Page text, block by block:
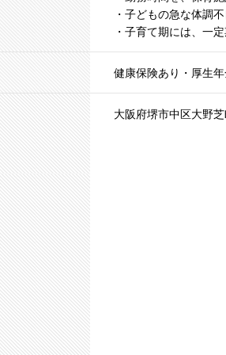
・子どもの急な体調
・子育て期には、一
健康保険あり・厚生
大阪府堺市中区大野